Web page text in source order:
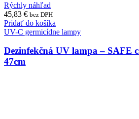
Rýchly náhľad
45,83 € bez DPH
Pridať do košíka
UV-C germicídne lampy
Dezinfekčná UV lampa – SAFE
47cm